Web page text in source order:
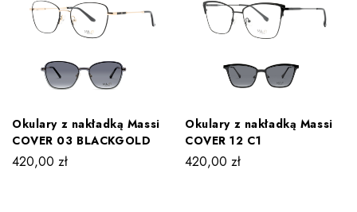
Okulary z nakładką Massi
COVER 03 BLACKGOLD
420,00 zł
Okulary z nakładką Massi
COVER 12 C1
420,00 zł